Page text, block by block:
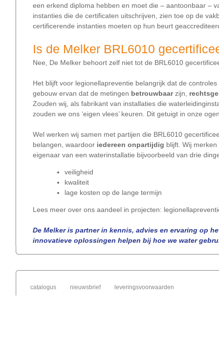
een erkend diploma hebben en moet die – aantoonbaar –
instanties die de certificaten uitschrijven, zien toe op de
certificerende instanties moeten op hun beurt
Is de Melker BRL6010
Nee, De Melker behoort zelf niet tot de BRL6010
Het blijft voor legionellapreventie belangrijk dat de
gebouw ervan dat de metingen betrouwbaarzijn,
Zouden wij, als fabrikant van installaties die
zouden we ons ‘eigen vlees’ keuren. Dit getuigt in onze
Wel werken wij samen met partijen die BRL6010
belangen, waardoor iedereen onpartijdig blijft. Wij
eigenaar van een waterinstallatie bijvoorbeeld van drie
veiligheid
kwaliteit
lage kosten op de lange termijn
Lees meer over ons aandeel in projecten:
De Melker is partner in kennis, advies en ervaring op
innovatieve oplossingen helpen bij hoe we water
catalogus nieuwsbrief leveringsvoorwaarden